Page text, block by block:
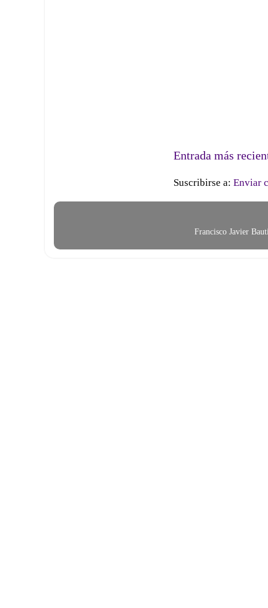
Entrada más
Suscribirse a: Enviar
Francisco Javier